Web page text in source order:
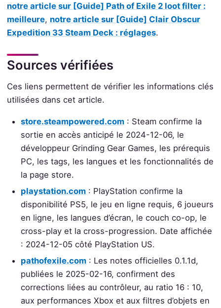
notre article sur [Guide] Path of Exile 2 loot filter :
meilleure, notre article sur [Guide] Clair Obscur
Expedition 33 Steam Deck : réglages.
Sources vérifiées
Ces liens permettent de vérifier les informations clés
utilisées dans cet article.
store.steampowered.com : Steam confirme la
sortie en accès anticipé le 2024-12-06, le
développeur Grinding Gear Games, les prérequis
PC, les tags, les langues et les fonctionnalités de
la page store.
playstation.com : PlayStation confirme la
disponibilité PS5, le jeu en ligne requis, 6 joueurs
en ligne, les langues d’écran, le couch co-op, le
cross-play et la cross-progression. Date affichée
: 2024-12-05 côté PlayStation US.
pathofexile.com : Les notes officielles 0.1.1d,
publiées le 2025-02-16, confirment des
corrections liées au contrôleur, au ratio 16 : 10,
aux performances Xbox et aux filtres d’objets en